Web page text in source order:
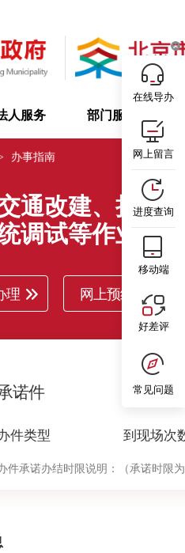
人服务 部门服务
办事指南
通改建、扩建
调试等作业安
理 网上预约
诺件
件类型
0
到现场次
件承诺办结时限说明： （承诺时限
在线导办
网上留言
进度查询
移动端
好差评
常见问题